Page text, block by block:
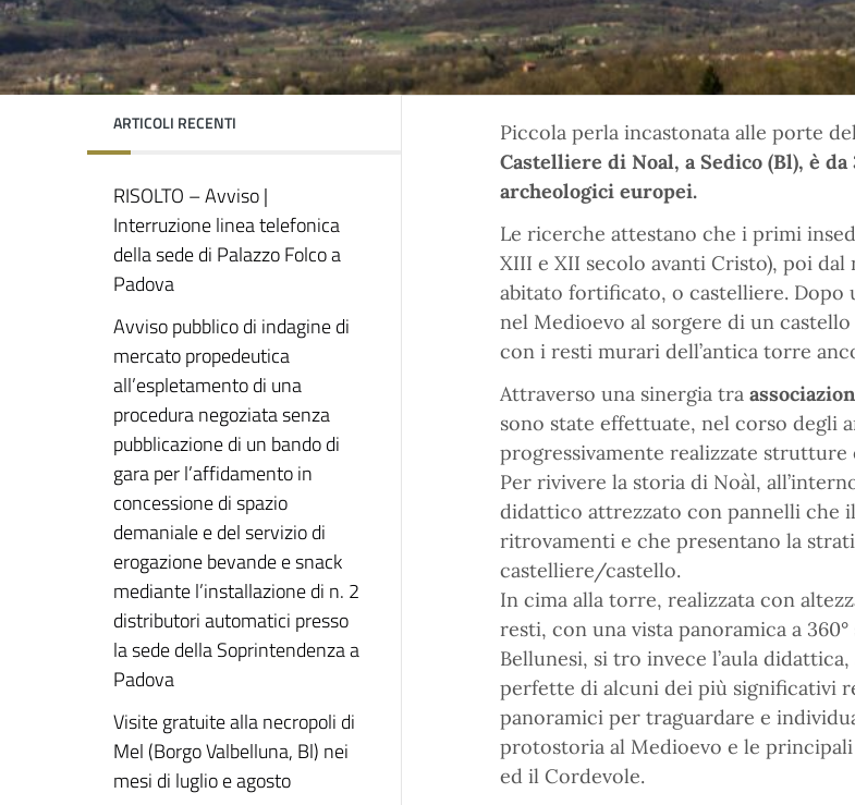
ARTICOLI RECENTI
RISOLTO – Avviso |
Interruzione linea telefonica
della sede di Palazzo Folco a
Padova
Avviso pubblico di indagine di
mercato propedeutica
all’espletamento di una
procedura negoziata senza
pubblicazione di un bando di
gara per l’affidamento in
concessione di spazio
demaniale e del servizio di
erogazione bevande e snack
mediante l’installazione di n. 2
distributori automatici presso
la sede della Soprintendenza a
Padova
Visite gratuite alla necropoli di
Mel (Borgo Valbelluna, Bl) nei
mesi di luglio e agosto
Piccola perla incastonata alle porte
Castelliere di Noal, a Sedico (Bl), è
archeologici europei.
Le ricerche attestano che i primi
XIII e XII secolo avanti Cristo), poi
abitato fortificato, o castelliere. Dopo
nel Medioevo al sorgere di un
con i resti murari dell’antica torre
Attraverso una sinergia tra
sono state effettuate, nel corso degli
progressivamente realizzate strutture
Per rivivere la storia di Noàl,
didattico attrezzato con pannelli che
ritrovamenti e che presentano la
castelliere/castello.
In cima alla torre, realizzata con
resti, con una vista panoramica a
Bellunesi, si tro invece l’aula
perfette di alcuni dei più significativi
panoramici per traguardare e
protostoria al Medioevo e le
ed il Cordevole.